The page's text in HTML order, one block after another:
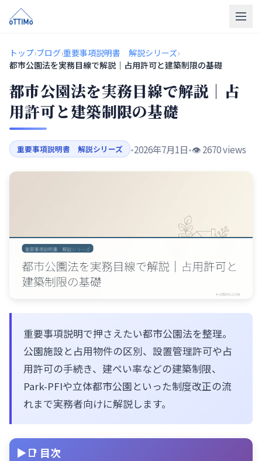
トップ
販売物件
買取
リフォーム
会社概要
トップ›ブログ›重要事項説明書 解説シリーズ›
都市公園法を実務目線で解説｜占用許可と建築制限の基礎
都市公園法を実務目線で解説｜占
用許可と建築制限の基礎
重要事項説明書 解説シリーズ •2026年7月1日•👁️ 2670 views
重要事項説明で押さえたい都市公園法を整理。
公園施設と占用物件の区別、設置管理許可や占
用許可の手続き、建ぺい率などの建築制限、
Park-PFIや立体都市公園といった制度改正の流
れまで実務者向けに解説します。
📑 目次